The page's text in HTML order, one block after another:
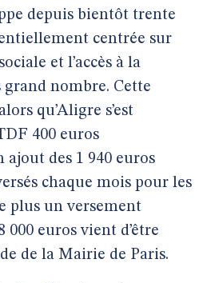
depuis bientôt trente
centrée sur
et l’accès à la
nombre. Cette
qu’Aligre s’est
400 euros
ajout des 1 940 euros
chaque mois pour les
plus un versement
euros vient d’être
de la Mairie de Paris.